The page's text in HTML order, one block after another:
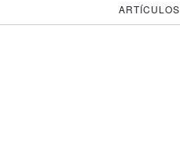
ARTÍCULOS